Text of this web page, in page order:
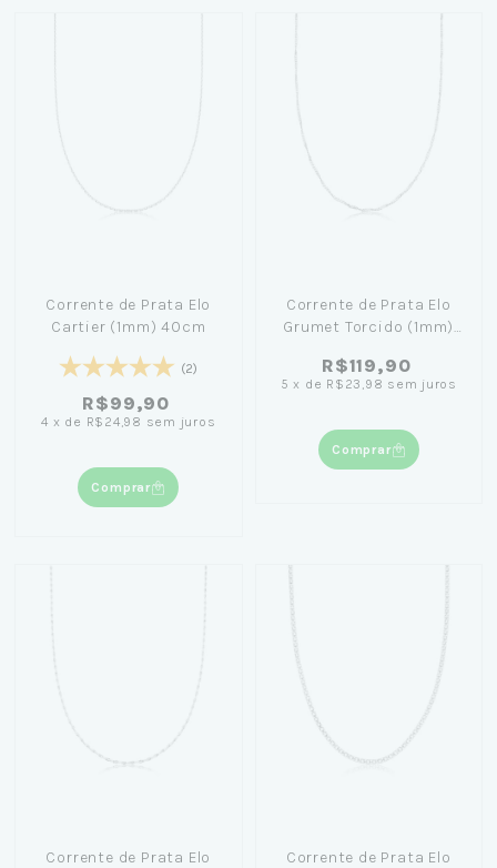
Corrente de Prata Elo
Cartier (1mm) 40cm
(2)
R$99,90
4 x de R$24,98 sem juros
Comprar
Corrente de Prata Elo
Grumet Torcido (1mm)
R$119,90
5 x de R$23,98 sem juros
Comprar
Corrente de Prata Elo
Corrente de Prata Elo